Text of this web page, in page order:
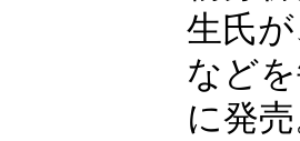
生氏
など
に発